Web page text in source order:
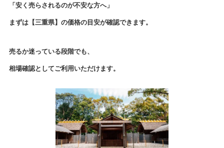
「安く売らされるのが不安な方へ」
まずは【三重県】 の価格の目安が確認できます。
売るか迷っている段階でも、
相場確認としてご利用いただけます。